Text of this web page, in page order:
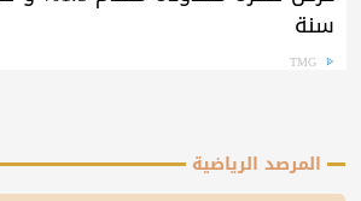
سنة
TMG
المرصد الرياضية